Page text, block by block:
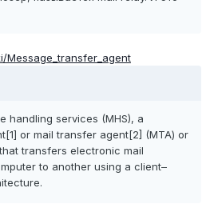
Message_transfer_agent
handling services (MHS), a
or mail transfer agent[2] (MTA) or
transfers electronic mail
to another using a client–